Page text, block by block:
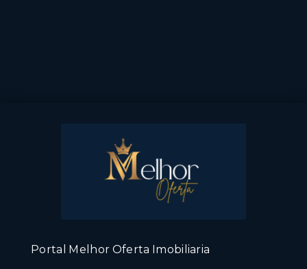
Portal Melhor Oferta Imobiliaria